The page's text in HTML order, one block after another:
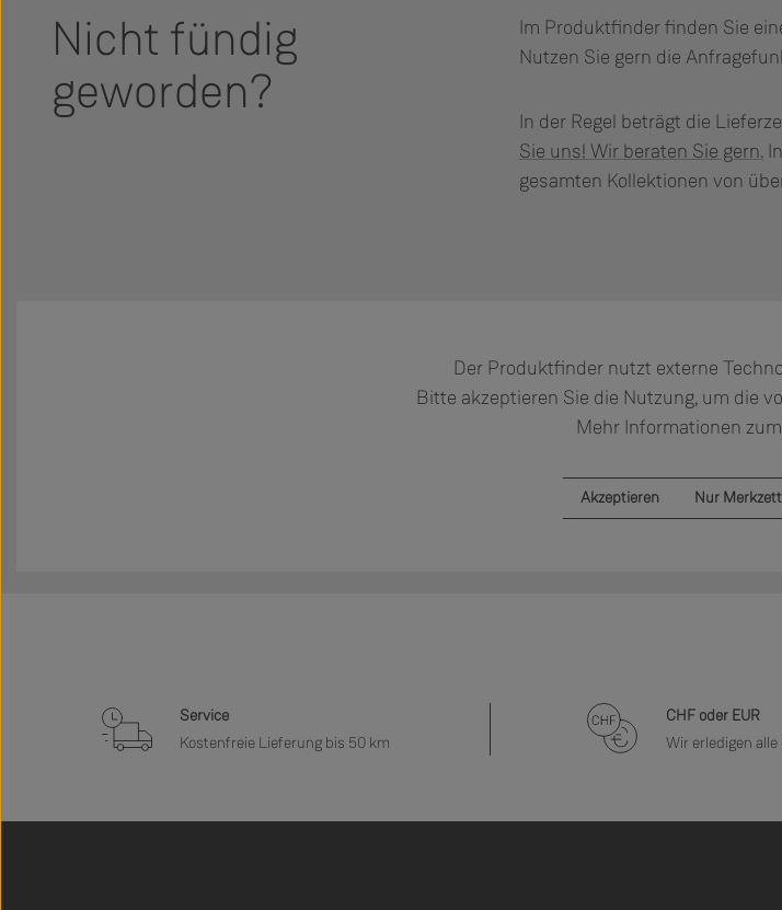
Nicht fündig
geworden?
Im Produktfinder finden Sie
Nutzen Sie gern die
In der Regel beträgt die
Sie uns! Wir beraten Sie gern.
gesamten Kollektionen von
Der Produktfinder nutzt externe
Bitte akzeptieren Sie die Nutzung, um die
Mehr Informationen zum
Akzeptieren Nur
Service
Kostenfreie Lieferung bis 50 km
CHF oder EUR
Wir erledigen